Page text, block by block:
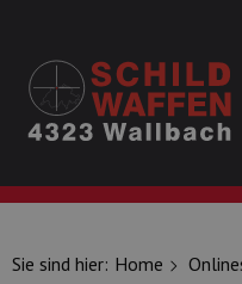
Sie sind hier: Home